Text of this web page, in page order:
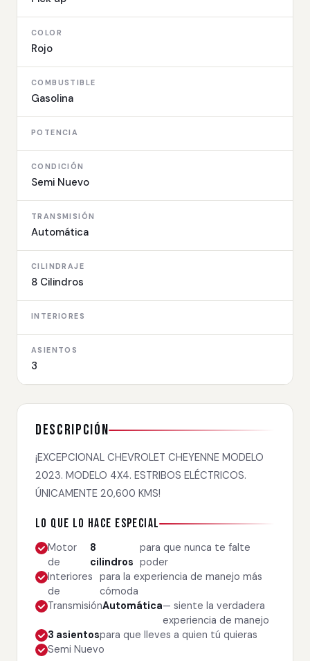
COLOR
Rojo
COMBUSTIBLE
Gasolina
POTENCIA
CONDICIÓN
Semi Nuevo
TRANSMISIÓN
Automática
CILINDRAJE
8 Cilindros
INTERIORES
ASIENTOS
3
Descripción
¡EXCEPCIONAL CHEVROLET CHEYENNE MODELO
2023. MODELO 4X4. ESTRIBOS ELÉCTRICOS.
ÚNICAMENTE 20,600 KMS!
Lo que lo hace especial
Motor
de
8
cilindros
para que nunca te falte
poder
Interiores
de
para la experiencia de manejo más
cómoda
TransmisiónAutomática— siente la verdadera
experiencia de manejo
3 asientospara que lleves a quien tú quieras
Semi Nuevo